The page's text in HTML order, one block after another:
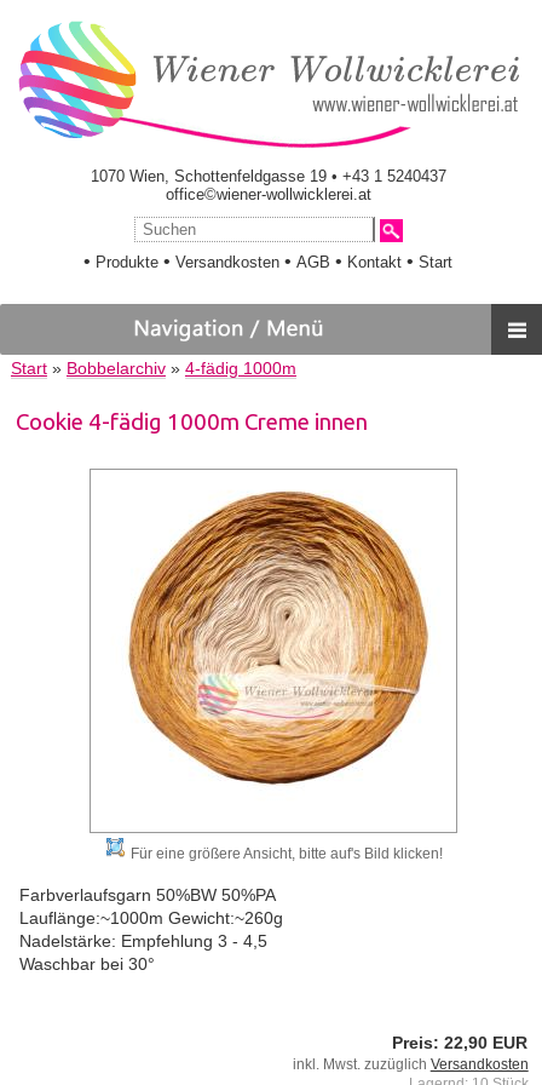
1070 Wien, Schottenfeldgasse 19 • +43 1 5240437
office©wiener-wollwicklerei.at
• Produkte •Versandkosten •AGB • Kontakt •Start
Start» Bobbelarchiv» 4-fädig 1000m
Cookie 4-fädig 1000m Creme innen
Für eine größere Ansicht, bitte auf's Bild klicken!
Farbverlaufsgarn 50%BW 50%PA
Lauflänge:~1000m Gewicht:~260g
Nadelstärke: Empfehlung 3 - 4,5
Waschbar bei 30°
Preis: 22,90 EUR
inkl. Mwst. zuzüglich Versandkosten